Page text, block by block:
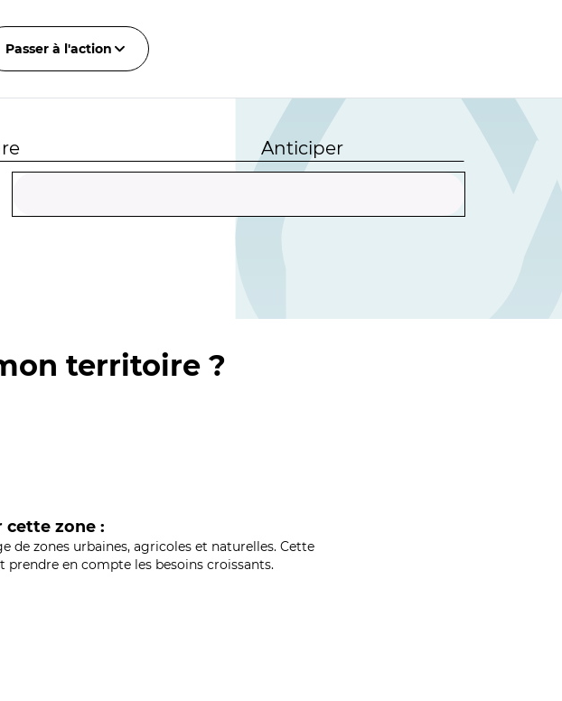
Passer à l'action
Anticiper
territoire ?
cette zone :
de zones urbaines, agricoles et naturelles. Cette
en compte les besoins croissants.